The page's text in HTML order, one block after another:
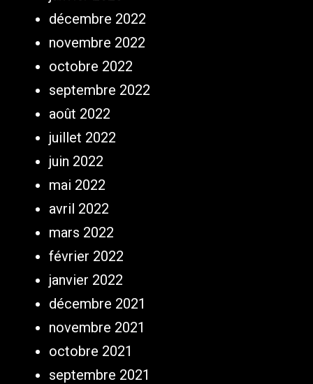
décembre 2022
novembre 2022
octobre 2022
septembre 2022
août 2022
juillet 2022
juin 2022
mai 2022
avril 2022
mars 2022
février 2022
janvier 2022
décembre 2021
novembre 2021
octobre 2021
septembre 2021